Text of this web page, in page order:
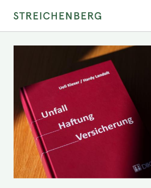
zum
Inhalt